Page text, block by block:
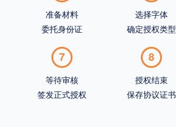
准备材料
委托身份证
选择字体
确定授权类型
7
等待审核
签发正式授权
8
授权结束
保存协议证书